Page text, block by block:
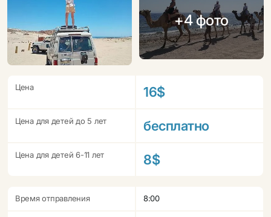
+4 фото
Время отправления 8:00
Цена 16$
Цена для детей до 5 лет бесплатно
Цена для детей 6-11 лет 8$